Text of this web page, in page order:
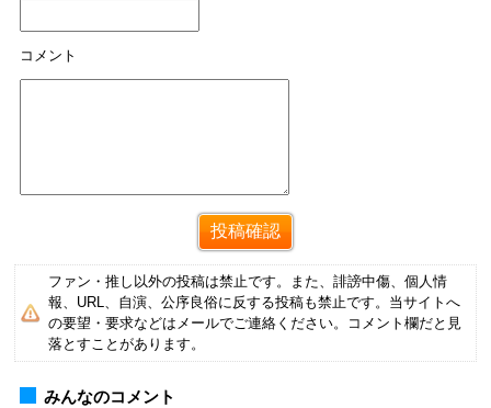
コメント
ファン・推し以外の投稿は禁止です。また、誹謗中傷、個人情
報、URL、自演、公序良俗に反する投稿も禁止です。当サイトへ
の要望・要求などはメールでご連絡ください。コメント欄だと見
落とすことがあります。
みんなのコメント